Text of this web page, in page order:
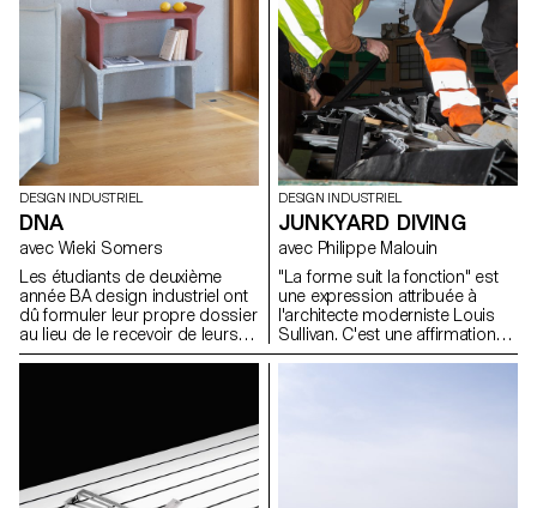
DESIGN INDUSTRIEL
DNA
avec Wieki Somers
Les étudiants de deuxième
année BA design industriel ont
dû formuler leur propre dossier
au lieu de le recevoir de leurs
professeurs. Pour l'introduction
leur ADN en tant que designer ?
Ils ont présenté un dossier clair
lié à leurs propres fascinations
et à des sujets pertinents dans
DESIGN INDUSTRIEL
JUNKYARD DIVING
avec Philippe Malouin
"La forme suit la fonction" est
une expression attribuée à
l'architecte moderniste Louis
Sullivan. C'est une affirmation
qui est tout à fait pertinente